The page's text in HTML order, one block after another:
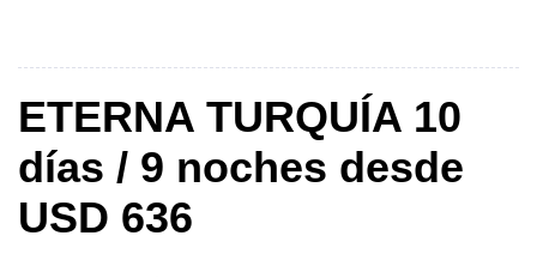
[…]
ETERNA TURQUÍA 10
días / 9 noches desde
USD 636